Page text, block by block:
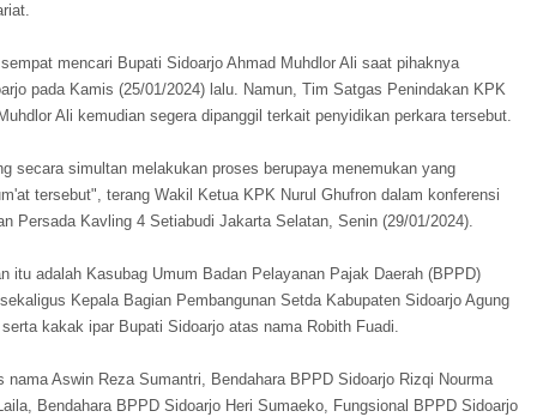
mencari Bupati Sidoarjo Ahmad Muhdlor Ali saat pihaknya
pada Kamis (25/01/2024) lalu. Namun, Tim Satgas Penindakan KPK
Ali kemudian segera dipanggil terkait penyidikan perkara tersebut.
secara simultan melakukan proses berupaya menemukan yang
tersebut", terang Wakil Ketua KPK Nurul Ghufron dalam konferensi
Persada Kavling 4 Setiabudi Jakarta Selatan, Senin (29/01/2024).
itu adalah Kasubag Umum Badan Pelayanan Pajak Daerah (BPPD)
Kepala Bagian Pembangunan Setda Kabupaten Sidoarjo Agung
kakak ipar Bupati Sidoarjo atas nama Robith Fuadi.
Aswin Reza Sumantri, Bendahara BPPD Sidoarjo Rizqi Nourma
Bendahara BPPD Sidoarjo Heri Sumaeko, Fungsional BPPD Sidoarjo